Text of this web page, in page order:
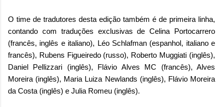
O time de tradutores desta edição também é de primeira linha,
contando com traduções exclusivas de Celina Portocarrero
(francês, inglês e italiano), Léo Schlafman (espanhol, italiano e
francês), Rubens Figueiredo (russo), Roberto Muggiati (inglês),
Daniel Pellizzari (inglês), Flávio Alves MC (francês), Alves
Moreira (inglês), Maria Luiza Newlands (inglês), Flávio Moreira
da Costa (inglês) e Julia Romeu (inglês).